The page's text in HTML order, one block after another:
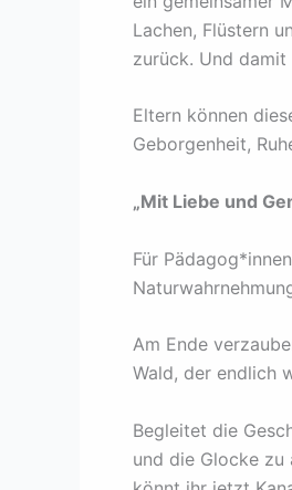
Lachen, Flüstern
zurück. Und
Eltern können
Geborgenheit,
„Mit Liebe und
Für
Am Ende
Wald, der endlich
Begleitet die
und die Glocke zu